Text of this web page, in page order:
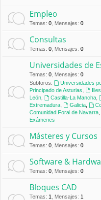
Empleo
Temas: 0 Mensajes: 0
Consultas
Temas: 0 Mensajes: 0
Universidades de
Temas: 0 Mensajes: 0
Subforos:
Universidades
Principado de Asturias
León
Castilla-La Mancha,
Extremadura
Galicia,
Comunidad Foral de Navarra
Exámenes
Másteres y Cursos
Temas: 0 Mensajes: 0
Software &
Temas: 0 Mensajes: 0
Bloques CAD
Temas: 1 Mensajes: 1